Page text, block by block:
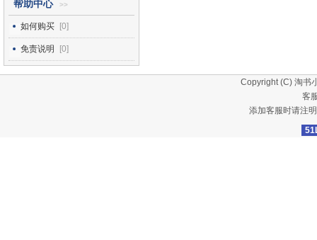
帮助中心 >>
如何购买 [0]
免责说明 [0]
Copyright (C) 淘书
客
添加客服时请注